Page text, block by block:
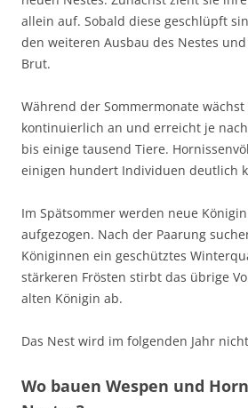
allein auf. Sobald diese geschlüpft
den weiteren Ausbau des Nestes
Brut.
Während der Sommermonate wächst
kontinuierlich an und erreicht je
bis einige tausend Tiere.
einigen hundert Individuen deutlich
Im Spätsommer werden neue
aufgezogen. Nach der Paarung
Königinnen ein geschütztes
stärkeren Frösten stirbt das übrige
alten Königin ab.
Das Nest wird im folgenden Jahr
Wo bauen Wespen und